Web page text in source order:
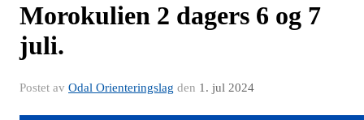
Morokulien 2 dagers 6 og 7
juli.
Postet av Odal Orienteringslag den 1. jul 2024